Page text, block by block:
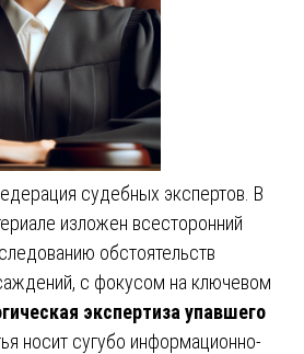
судебных экспертов. В
изложен всесторонний
обстоятельств
с фокусом на ключевом
экспертиза упавшего
носит сугубо информационно-